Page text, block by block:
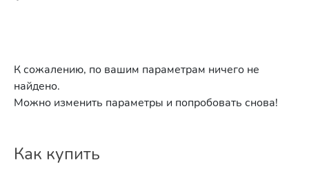
К сожалению, по вашим параметрам ничего не
найдено.
Можно изменить параметры и попробовать снова!
Как купить